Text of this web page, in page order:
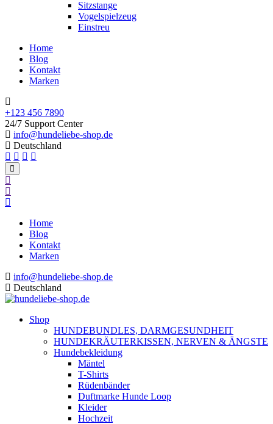
Sitzstange
Vogelspielzeug
Einstreu
Home
Blog
Kontakt
Marken
+123 456 7890
24/7 Support Center
info@hundeliebe-shop.de
Deutschland
Home
Blog
Kontakt
Marken
info@hundeliebe-shop.de
Deutschland
Shop
HUNDEBUNDLES, DARMGESUNDHEIT
HUNDEKRÄUTERKISSEN, NERVEN & ÄNGSTE
Hundebekleidung
Mäntel
T-Shirts
Rüdenbänder
Duftmarke Hunde Loop
Kleider
Hochzeit